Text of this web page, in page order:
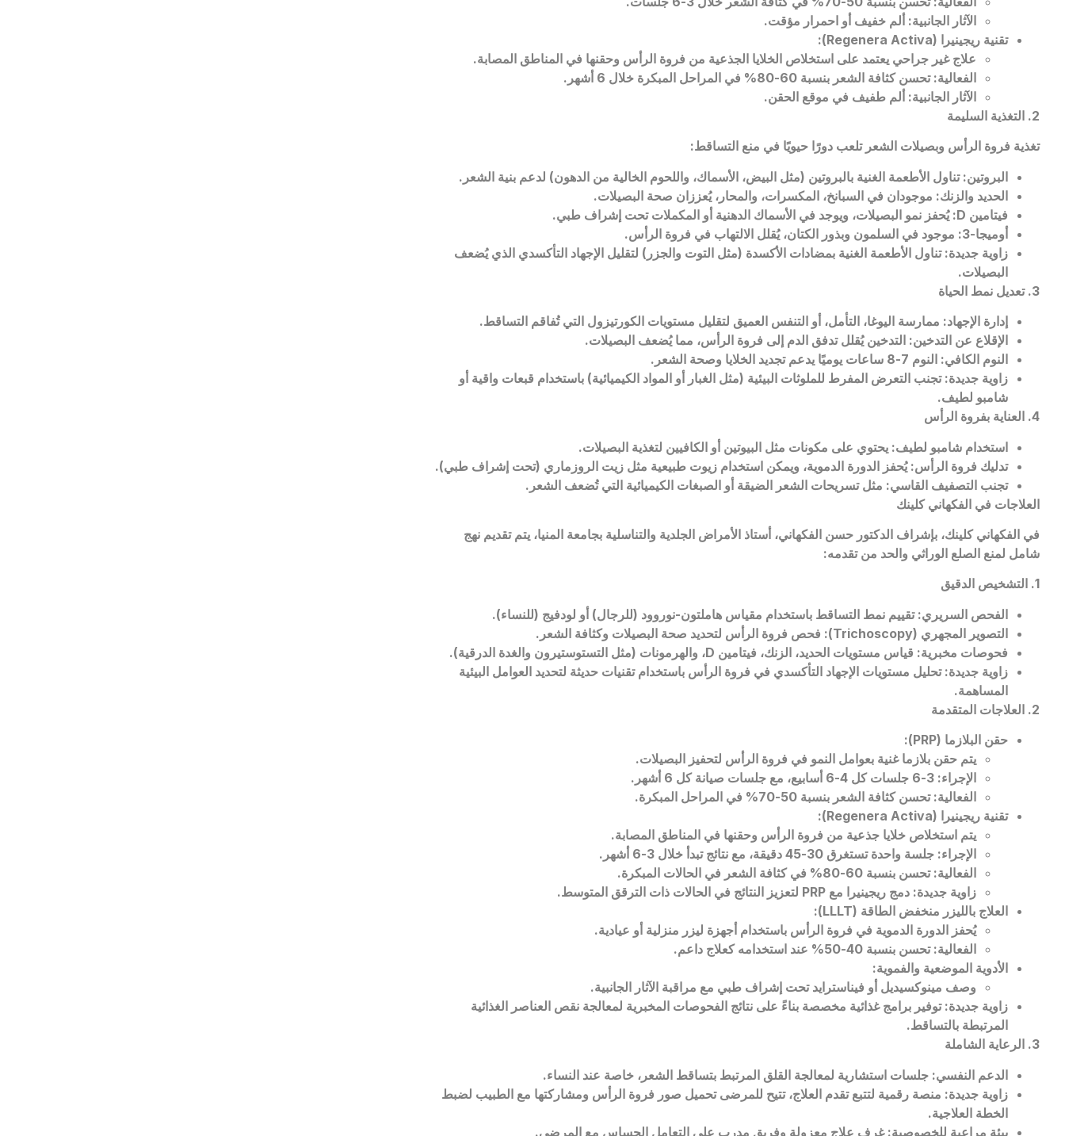
الآثار الجانبية: ألم خفيف أو احمرار مؤقت.
تقنية ريجينيرا (Regenera Activa
):
علاج غير جراحي يعتمد على استخلاص الخلايا الجذعية من فروة الرأس وحقنها في المناطق المصابة.
الفعالية: تحسن كثافة الشعر بنسبة 60-80% في المراحل المبكرة خلال 6 أشهر.
الآثار الجانبية: ألم طفيف في موقع الحقن.
2. التغذية السليمة
تغذية فروة الرأس وبصيلات الشعر تلعب دورًا حيويًا في منع التساقط:
البروتين: تناول الأطعمة الغنية بالبروتين (مثل البيض، الأسماك، واللحوم الخالية من الدهون) لدعم بنية الشعر.
الحديد والزنك: موجودان في السبانخ، المكسرات، والمحار، يُعززان صحة البصيلات.
فيتامين D: يُحفز نمو البصيلات، ويوجد في الأسماك الدهنية أو المكملات تحت إشراف طبي.
أوميجا-3: موجود في السلمون وبذور الكتان، يُقلل الالتهاب في فروة الرأس.
زاوية جديدة: تناول الأطعمة الغنية بمضادات الأكسدة (مثل التوت والجزر) لتقليل الإجهاد التأكسدي الذي يُضعف
البصيلات.
3. تعديل نمط الحياة
إدارة الإجهاد: ممارسة اليوغا، التأمل، أو التنفس العميق لتقليل مستويات الكورتيزول التي تُفاقم التساقط.
الإقلاع عن التدخين: التدخين يُقلل تدفق الدم إلى فروة الرأس، مما يُضعف البصيلات.
النوم الكافي: النوم 7-8 ساعات يوميًا يدعم تجديد الخلايا وصحة الشعر.
زاوية جديدة: تجنب التعرض المفرط للملوثات البيئية (مثل الغبار أو المواد الكيميائية) باستخدام قبعات واقية أو
شامبو لطيف.
4. العناية بفروة الرأس
استخدام شامبو لطيف: يحتوي على مكونات مثل البيوتين أو الكافيين لتغذية البصيلات.
تدليك فروة الرأس: يُحفز الدورة الدموية، ويمكن استخدام زيوت طبيعية مثل زيت الروزماري (تحت إشراف طبي).
تجنب التصفيف القاسي: مثل تسريحات الشعر الضيقة أو الصبغات الكيميائية التي تُضعف الشعر.
العلاجات في الفكهاني كلينك
في الفكهاني كلينك، بإشراف الدكتور حسن الفكهاني، أستاذ الأمراض الجلدية والتناسلية بجامعة المنيا، يتم تقديم نهج
شامل لمنع الصلع الوراثي والحد من تقدمه:
1. التشخيص الدقيق
الفحص السريري: تقييم نمط التساقط باستخدام مقياس هاملتون-نوروود (للرجال) أو لودفيج (للنساء).
التصوير المجهري (Trichoscopy): فحص فروة الرأس لتحديد صحة البصيلات وكثافة الشعر.
فحوصات مخبرية: قياس مستويات الحديد، الزنك، فيتامين D، والهرمونات (مثل التستوستيرون والغدة الدرقية).
زاوية جديدة: تحليل مستويات الإجهاد التأكسدي في فروة الرأس باستخدام تقنيات حديثة لتحديد العوامل البيئية
المساهمة.
2. العلاجات المتقدمة
حقن البلازما (PRP
):
يتم حقن بلازما غنية بعوامل النمو في فروة الرأس لتحفيز البصيلات.
الإجراء: 3-6 جلسات كل 4-6 أسابيع، مع جلسات صيانة كل 6 أشهر.
الفعالية: تحسن كثافة الشعر بنسبة 50-70% في المراحل المبكرة.
تقنية ريجينيرا (Regenera Activa
):
يتم استخلاص خلايا جذعية من فروة الرأس وحقنها في المناطق المصابة.
الإجراء: جلسة واحدة تستغرق 30-45 دقيقة، مع نتائج تبدأ خلال 3-6 أشهر.
الفعالية: تحسن بنسبة 60-80% في كثافة الشعر في الحالات المبكرة.
زاوية جديدة: دمج ريجينيرا مع PRP لتعزيز النتائج في الحالات ذات الترقق المتوسط.
العلاج بالليزر منخفض الطاقة (LLLT
):
يُحفز الدورة الدموية في فروة الرأس باستخدام أجهزة ليزر منزلية أو عيادية.
الفعالية: تحسن بنسبة 40-50% عند استخدامه كعلاج داعم.
الأدوية الموضعية والفموية:
وصف مينوكسيديل أو فيناسترايد تحت إشراف طبي مع مراقبة الآثار الجانبية.
زاوية جديدة: توفير برامج غذائية مخصصة بناءً على نتائج الفحوصات المخبرية لمعالجة نقص العناصر الغذائية
المرتبطة بالتساقط.
3. الرعاية الشاملة
الدعم النفسي: جلسات استشارية لمعالجة القلق المرتبط بتساقط الشعر، خاصة عند النساء.
زاوية جديدة: منصة رقمية لتتبع تقدم العلاج، تتيح للمرضى تحميل صور فروة الرأس ومشاركتها مع الطبيب لضبط
الخطة العلاجية.
بيئة مراعية للخصوصية: غرف علاج معزولة وفريق مدرب على التعامل الحساس مع المرضى.